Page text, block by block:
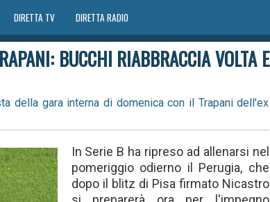
DIRETTA TV DIRETTA RADIO
BUCCHI RIABBRACCIA VOLTA E
della gara interna di domenica con il Trapani dell'ex
In Serie B ha ripreso ad allenarsi nel
pomeriggio odierno il Perugia, che
dopo il blitz di Pisa firmato Nicastro